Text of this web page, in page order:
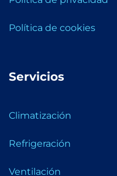
Política de cookies
Servicios
Climatización
Refrigeración
Ventilación